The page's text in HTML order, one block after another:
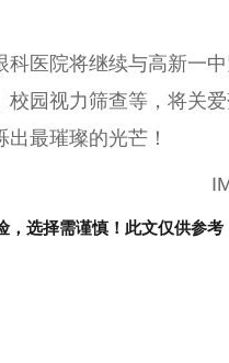
科医院将继续与高新一
园视力筛查等，将关
最璀璨的光芒！
，选择需谨慎！此文仅供参考